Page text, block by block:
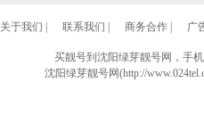
关于我们 联系我们 商务合作| 广
买靓号到沈阳绿芽靓号网，手
沈阳绿芽靓号网(http://